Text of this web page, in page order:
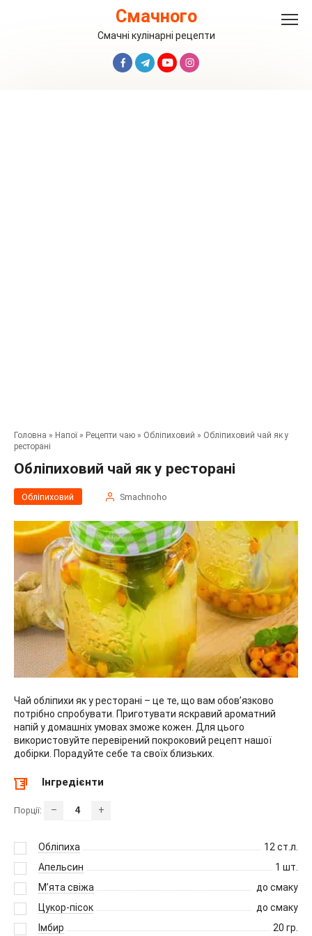
Смачного
Смачні кулінарні рецепти
Головна » Напої» Рецепти чаю » Обліпиховий » Обліпиховий чай як у
ресторані
Обліпиховий чай як у ресторані
Обліпиховий Smachnoho
Чай обліпихи як у ресторані – це те, що вам обов’язково
потрібно спробувати. Приготувати яскравий ароматний
напій у домашніх умовах зможе кожен. Для цього
використовуйте перевірений покроковий рецепт нашої
добірки. Порадуйте себе та своїх близьких.
Інгредієнти
Порції: – +
Обліпиха 12 ст.л.
Апельсин
1 шт.
М’ята свіжа
до смаку
Цукор-пісок
до смаку
Імбир
20 гр.